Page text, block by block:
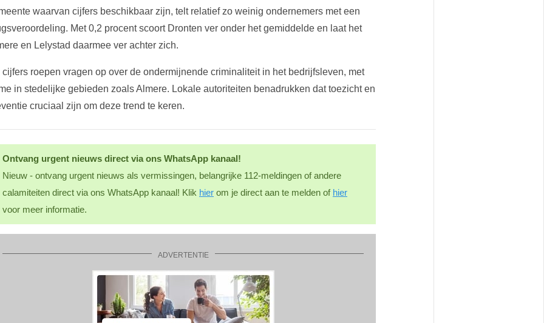
waarvan cijfers beschikbaar zijn, telt relatief zo weinig ondernemers met een
Met 0,2 procent scoort Dronten ver onder het gemiddelde en laat het
en Lelystad daarmee ver achter zich.
cijfers roepen vragen op over de ondermijnende criminaliteit in het bedrijfsleven, met
in stedelijke gebieden zoals Almere. Lokale autoriteiten benadrukken dat toezicht en
cruciaal zijn om deze trend te keren.
Ontvang urgent nieuws direct via ons WhatsApp kanaal!
Nieuw - ontvang urgent nieuws als vermissingen, belangrijke 112-meldingen of andere
calamiteiten direct via ons WhatsApp kanaal! Klik hier om je direct aan te melden of hier
voor meer informatie.